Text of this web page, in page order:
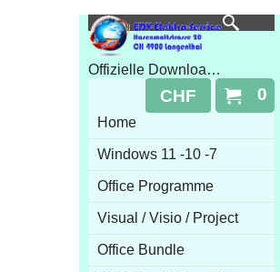
Offizielle Downloads 100% Online Aktivierung
0
CHF
Home
Windows 11 -10 -7
Office Programme
Visual / Visio / Project
Office Bundle